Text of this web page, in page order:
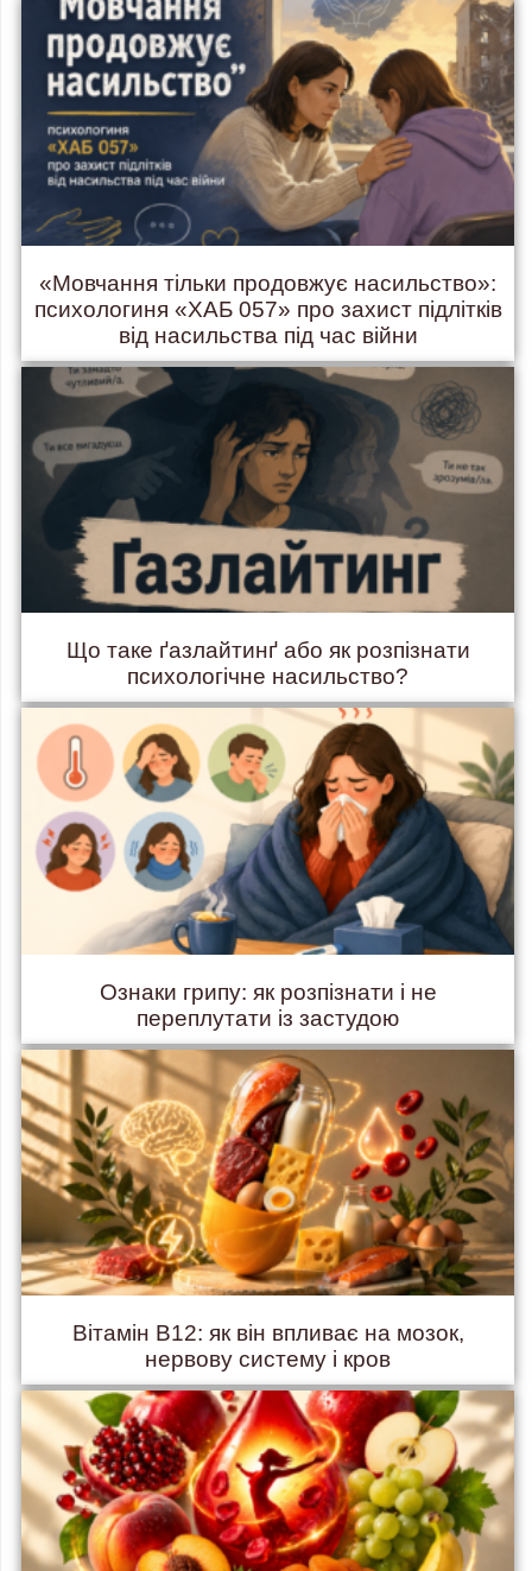
«Мовчання тільки продовжує насильство»:
психологиня «ХАБ 057» про захист підлітків
від насильства під час війни
Що таке ґазлайтинґ або як розпізнати
психологічне насильство?
Ознаки грипу: як розпізнати і не
переплутати із застудою
Вітамін B12: як він впливає на мозок,
нервову систему і кров